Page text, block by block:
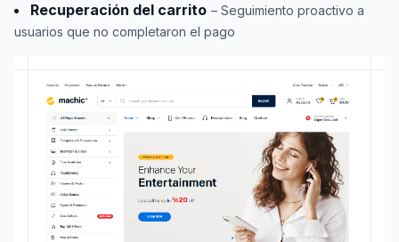
Recuperación del carrito – Seguimiento proactivo a
usuarios que no completaron el pago